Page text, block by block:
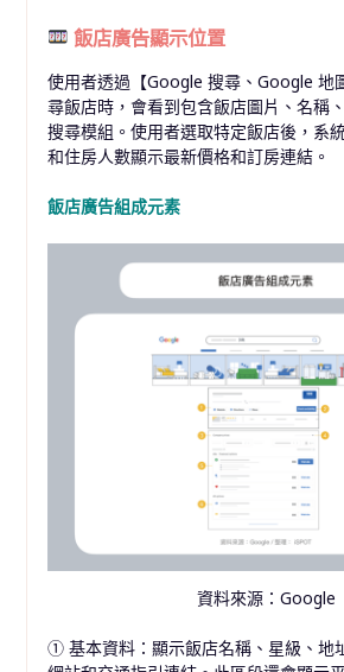
飯店廣告顯示位置
使用者透過【Google 搜尋、Google 地
尋飯店時，會看到包含飯店圖片、名稱
搜尋模組。使用者選取特定飯店後，系
和住房人數顯示最新價格和訂房連結。
飯店廣告組成元素
資料來源：Google
① 基本資料：顯示飯店名稱、星級、地